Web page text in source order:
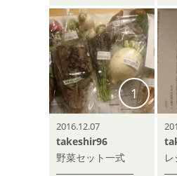
1
2016.12.07
takeshir96
野菜セット一式